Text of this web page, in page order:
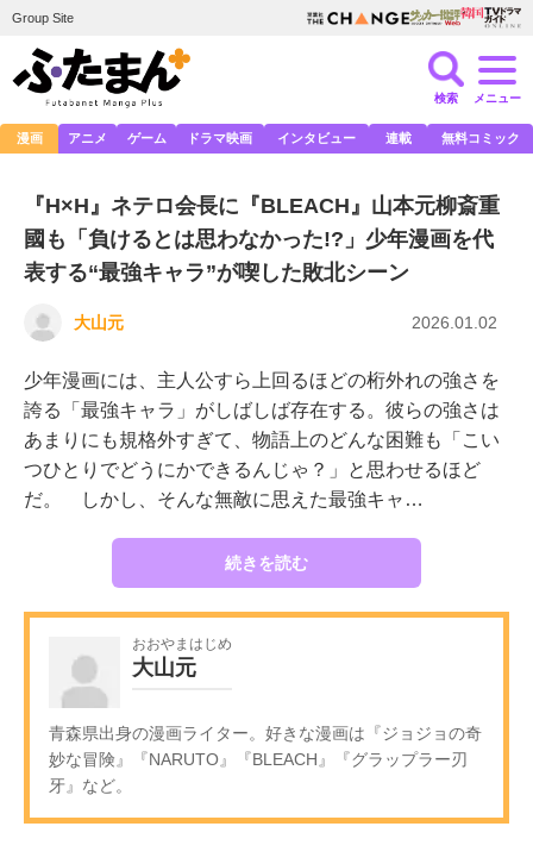
Group Site
検索 メニュー
漫画 アニメ ゲーム ドラマ映画 インタビュー 連載 無料コミック
『H×H』ネテロ会長に『BLEACH』山本元柳斎重
國も「負けるとは思わなかった!?」少年漫画を代
表する“最強キャラ”が喫した敗北シーン
大山元 2026.01.02
少年漫画には、主人公すら上回るほどの桁外れの強さを
誇る「最強キャラ」がしばしば存在する。彼らの強さは
あまりにも規格外すぎて、物語上のどんな困難も「こい
つひとりでどうにかできるんじゃ？」と思わせるほど
だ。 しかし、そんな無敵に思えた最強キャ…
続きを読む
おおやまはじめ
大山元
青森県出身の漫画ライター。好きな漫画は『ジョジョの奇
妙な冒険』『NARUTO』『BLEACH』『グラップラー刃
牙』など。